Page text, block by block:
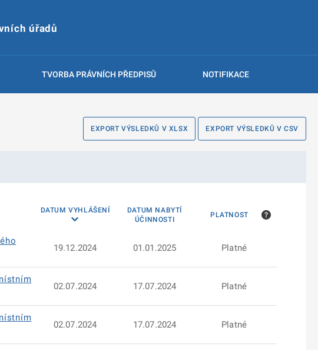
úřadů
TVORBA PRÁVNÍCH PŘEDPISŮ NOTIFIKACE
EXPORT VÝSLEDKŮ V XLSX EXPORT VÝSLEDKŮ V CSV
DATUM VYHLÁŠENÍ
DATUM NABYTÍ
ÚČINNOSTI
PLATNOST
19.12.2024 01.01.2025 Platné
02.07.2024 17.07.2024 Platné
02.07.2024 17.07.2024 Platné